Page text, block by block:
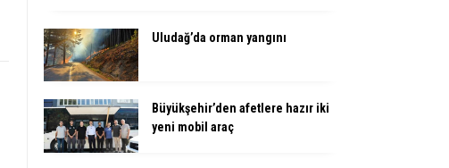
Uludağ’da orman yangını
Büyükşehir’den afetlere hazır iki
yeni mobil araç